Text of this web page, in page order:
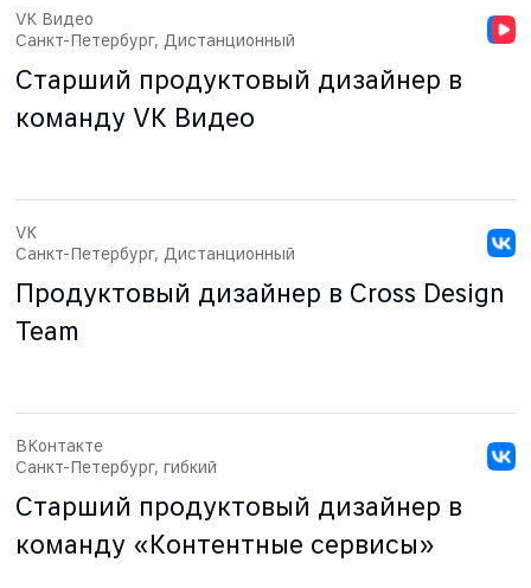
Старший продуктовый дизайнер в
команду VK Видео
VK Видео
Санкт-Петербург, Дистанционный
Продуктовый дизайнер в Cross Design
Team
VK
Санкт-Петербург, Дистанционный
Старший продуктовый дизайнер в
команду «Контентные сервисы»
ВКонтакте
Санкт-Петербург, гибкий